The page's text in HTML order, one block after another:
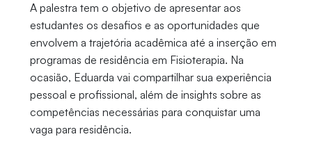
A palestra tem o objetivo de apresentar aos
estudantes os desafios e as oportunidades que
envolvem a trajetória acadêmica até a inserção em
programas de residência em Fisioterapia. Na
ocasião, Eduarda vai compartilhar sua experiência
pessoal e profissional, além de insights sobre as
competências necessárias para conquistar uma
vaga para residência.